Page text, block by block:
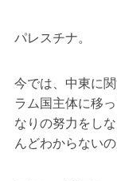
パレスチナ。
今では、中東に
ラム国主体に移
なりの努力をし
んどわからないの